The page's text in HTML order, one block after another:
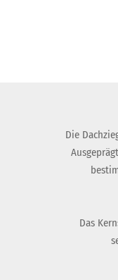
Die
Das